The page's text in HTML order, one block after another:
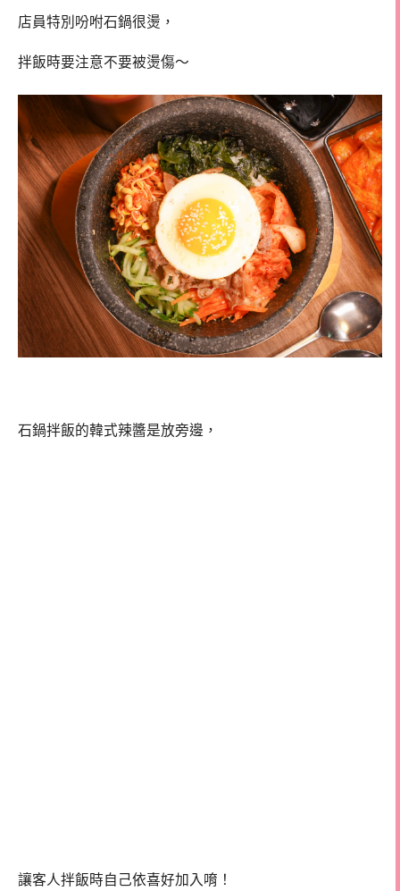
店員特別吩咐石鍋很燙，
拌飯時要注意不要被燙傷～
石鍋拌飯的韓式辣醬是放旁邊，
讓客人拌飯時自己依喜好加入唷！